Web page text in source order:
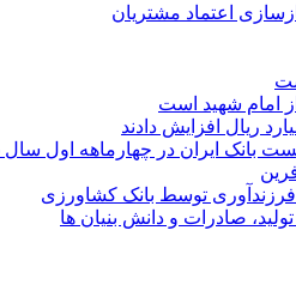
اعتماد مشتریان
امام شهید است